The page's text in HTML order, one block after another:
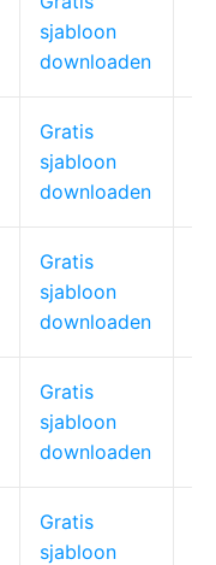
sjabloon
downloaden
Gratis
sjabloon
downloaden
Gratis
sjabloon
downloaden
Gratis
sjabloon
downloaden
Gratis
sjabloon